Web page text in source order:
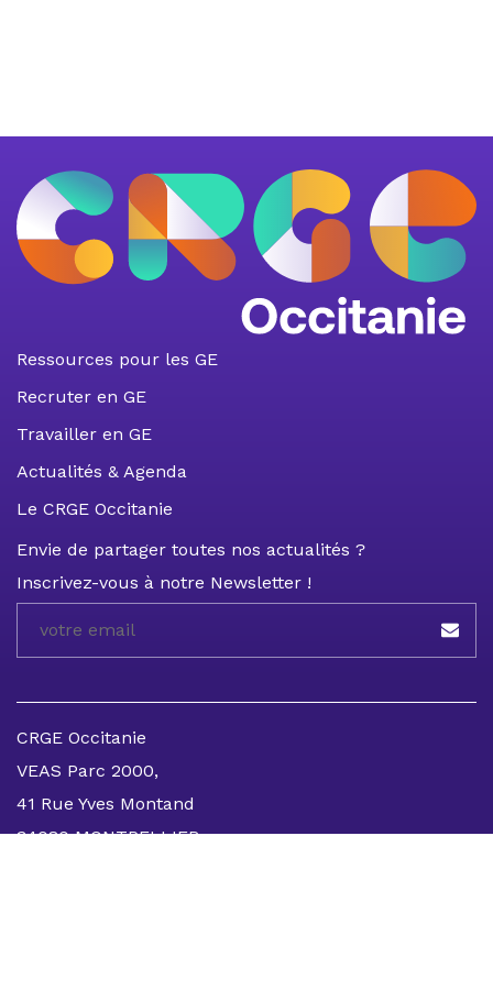
Ressources pour les GE
Recruter en GE
Travailler en GE
Actualités & Agenda
Le CRGE Occitanie
Envie de partager toutes nos actualités ?
Inscrivez-vous à notre Newsletter !
CRGE Occitanie
VEAS Parc 2000,
41 Rue Yves Montand
34080 MONTPELLIER